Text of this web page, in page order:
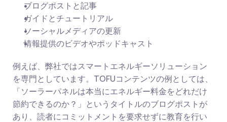
ブログポストと記事
ガイドとチュートリアル
ソーシャルメディアの更新
情報提供のビデオやポッドキャスト
例えば、弊社ではスマートエネルギーソリューション
を専門としています。TOFUコンテンツの例としては、
「ソーラーパネルは本当にエネルギー料金をどれだけ
節約できるのか？」というタイトルのブログポストが
あり、読者にコミットメントを要求せずに教育を行い